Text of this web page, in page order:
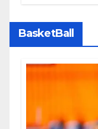
BasketBall